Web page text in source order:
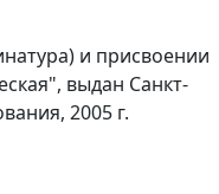
и присвоении
выдан Санкт-
2005 г.